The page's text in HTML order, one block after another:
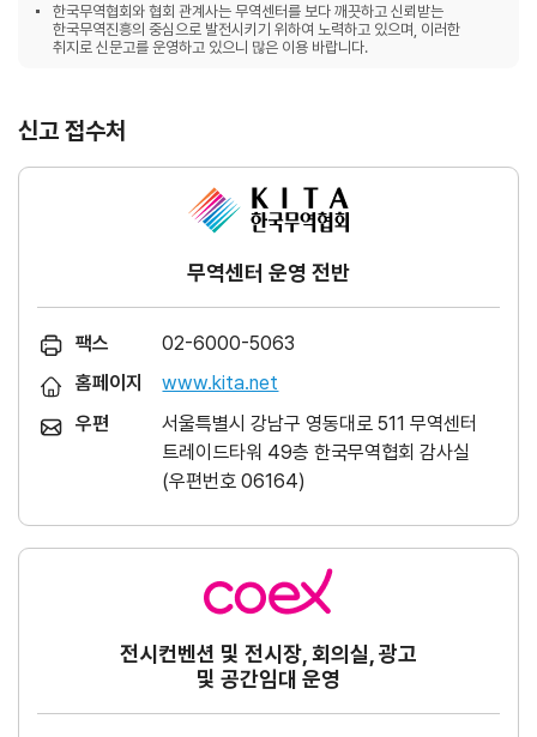
한국무역협회와 협회 관계사는 무역센터를 보다 깨끗하고 신뢰받는
한국무역진흥의 중심으로 발전시키기 위하여 노력하고 있으며, 이러한
취지로 신문고를 운영하고 있으니 많은 이용 바랍니다.
신고 접수처
무역센터 운영 전반
팩스
02-6000-5063
홈페이지
www.kita.net
우편
서울특별시 강남구 영동대로 511 무역센터
트레이드타워 49층 한국무역협회 감사실
(우편번호 06164)
전시컨벤션 및 전시장, 회의실, 광고
및 공간임대 운영